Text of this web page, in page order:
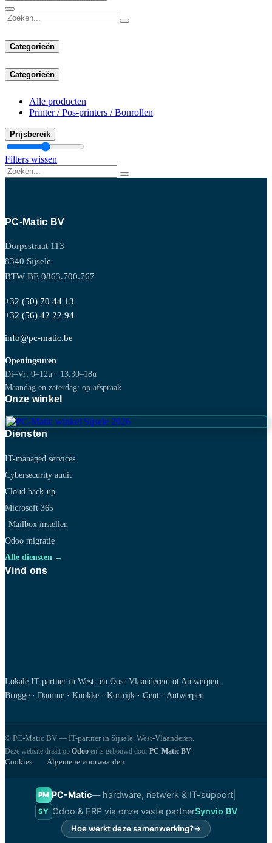
Categorieën
Categorieën
Alle producten
Printer / Pos-printers / Bonrollen
Prijsbereik
Filters wissen
PC-Matic BV
Dorpsstraat 113
8340 Sijsele
BTW BE 0863.700.767
+32 (50) 70 44 13
+32 (56) 42 22 94
info@pc-matic.be
Openingsuren
Di–Vr: 9–12u · 13.30–18u
Maandag en zaterdag: op afspraak
Onze winkel
Diensten
IT-managed services
Cybersecurity audit
Cloud back-up
Microsoft 365
Mailbox instellen
Odoo migratie
Alle diensten →
Vind ons
Lokale IT-partner in West- en Oost-Vlaanderen tot Antwerpen.
Brugge · Damme · Knokke · Kortrijk · Gent · Antwerpen
© PC-Matic BV — IT-partner in Sijsele, West-Vlaanderen.
Deze website draait op Odoo en is gebouwd door PC-Matic BV
Cookies Algemene voorwaarden
PM PC-Matic— hardware, netwerk & IT-support
SY Odoo & ERP via onze vaste partnerSynvio BV
Hoe werkt deze samenwerking?→